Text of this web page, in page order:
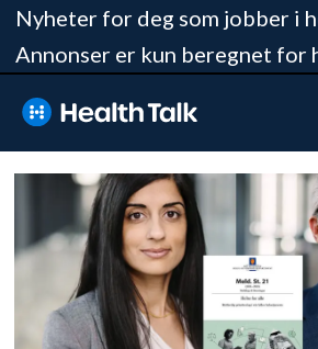
Nyheter for deg som jobber i
Annonser er kun beregnet for
Tag: